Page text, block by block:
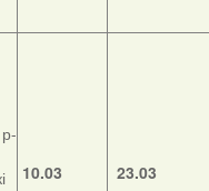
10.03
23.03